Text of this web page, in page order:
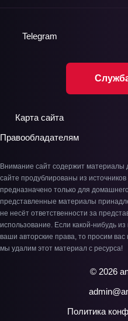
Telegram
Карта сайта
Правообладателям
Внимание сайт содержит
сайте продублированы из
предназначено только для
представленные материалы
не несёт ответственности за
использование. Если какой-нибудь
ваши авторские права, то просим вас
мы удалим этот материал с ресурса!
© 2026
Политика